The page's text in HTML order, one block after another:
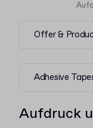
Offer &
Adhesive
Aufdruck